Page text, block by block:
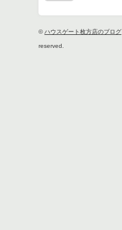
©ハウスゲート枚方店のブログ
reserved.